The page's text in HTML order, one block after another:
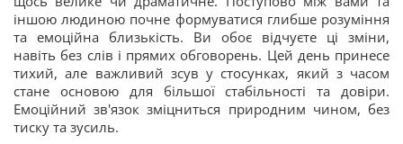
іншою людиною почне формуватися глибше розуміння
та емоційна близькість. Ви обоє відчуєте ці зміни,
навіть без слів і прямих обговорень. Цей день принесе
тихий, але важливий зсув у стосунках, який з часом
стане основою для більшої стабільності та довіри.
Емоційний зв'язок зміцниться природним чином, без
тиску та зусиль.